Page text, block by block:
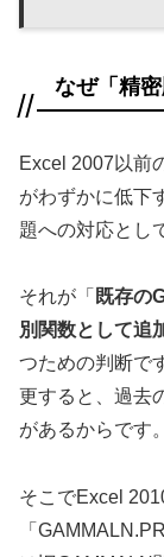
なぜ「精
Excel 2007以前
がわずかに低下
題への対応とし
それが「 既存の
別関数として追
つための判断で
更すると、過去
があるからです。
そこでExcel
「